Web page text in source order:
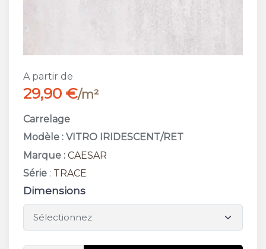
A partir de
29,90 €/m²
Carrelage
Modèle : VITRO IRIDESCENT/RET
Marque : CAESAR
Série : TRACE
Dimensions